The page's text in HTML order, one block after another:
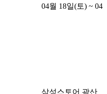
04월 18일(토) ~ 04
삼성스토어 광산